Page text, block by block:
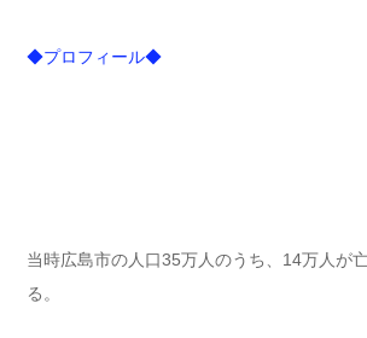
◆プロフィール◆
当時広島市の人口35万人のうち、14万人が
る。